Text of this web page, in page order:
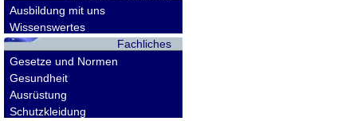
Ausbildung mit uns
Wissenswertes
Fachliches
Gesetze und Normen
Gesundheit
Ausrüstung
Schutzkleidung